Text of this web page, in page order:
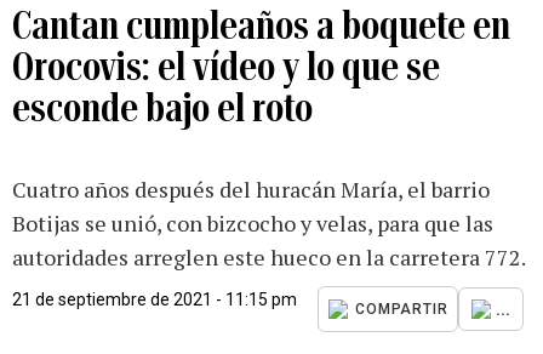
Cantan cumpleaños a boquete en
Orocovis: el vídeo y lo que se
esconde bajo el roto
Cuatro años después del huracán María, el barrio
Botijas se unió, con bizcocho y velas, para que las
autoridades arreglen este hueco en la carretera 772.
21 de septiembre de 2021 - 11:15 pm
COMPARTIR ...